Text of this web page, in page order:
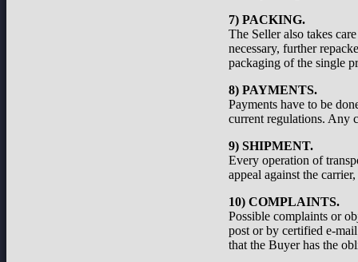
7) PACKING.
The Seller also takes
necessary, further
packaging of the single
8) PAYMENTS.
Payments have to be
current regulations. Any
9) SHIPMENT.
Every operation of
appeal against the
10) COMPLAINTS.
Possible complaints or
post or by certified e-
that the Buyer has the